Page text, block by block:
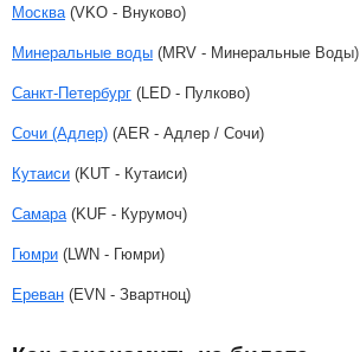
Москва (VKO - Внуково)
Минеральные воды (MRV - Минеральные Воды)
Санкт-Петербург (LED - Пулково)
Сочи (Адлер) (AER - Адлер / Сочи)
Кутаиси (KUT - Кутаиси)
Самара (KUF - Курумоч)
Гюмри (LWN - Гюмри)
Ереван (EVN - Звартноц)